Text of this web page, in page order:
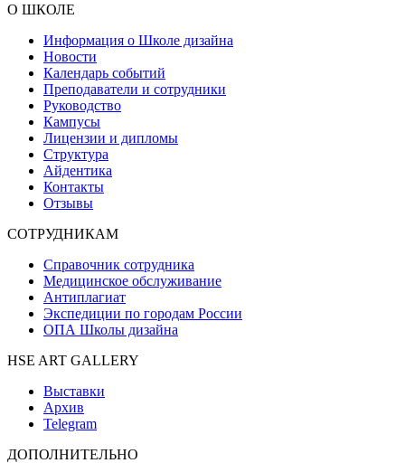
О ШКОЛЕ
Информация о Школе дизайна
Новости
Календарь событий
Преподаватели и сотрудники
Руководство
Кампусы
Лицензии и дипломы
Структура
Айдентика
Контакты
Отзывы
СОТРУДНИКАМ
Справочник сотрудника
Медицинское обслуживание
Антиплагиат
Экспедиции по городам России
ОПА Школы дизайна
HSE ART GALLERY
Выставки
Архив
Telegram
ДОПОЛНИТЕЛЬНО